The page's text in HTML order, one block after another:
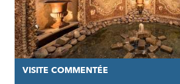
VISITE COMMENTÉE